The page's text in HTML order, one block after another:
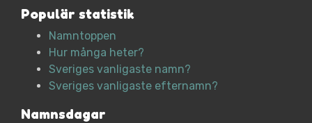
Populär statistik
Namntoppen
Hur många heter?
Sveriges vanligaste namn?
Sveriges vanligaste efternamn?
Namnsdagar